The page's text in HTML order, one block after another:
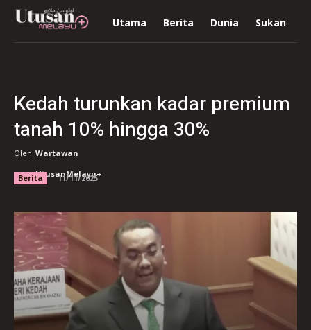
Utama Berita Dunia Sukan
Kedah turunkan kadar premium
tanah 10% hingga 30%
Oleh Wartawan
UtusanMelayu+
Berita 11/11/2025